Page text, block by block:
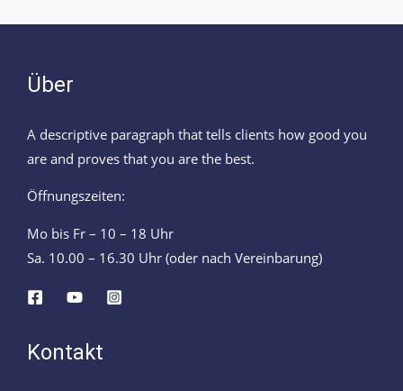
Über
A descriptive paragraph that tells clients how good you
are and proves that you are the best.
Öffnungszeiten:
Mo bis Fr – 10 – 18 Uhr
Sa. 10.00 – 16.30 Uhr (oder nach Vereinbarung)
Kontakt